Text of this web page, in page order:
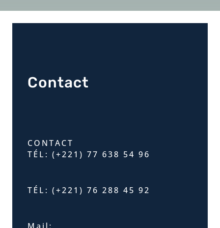
Contact
CONTACT
TÉL: (+221) 77 638 54 96
TÉL: (+221) 76 288 45 92